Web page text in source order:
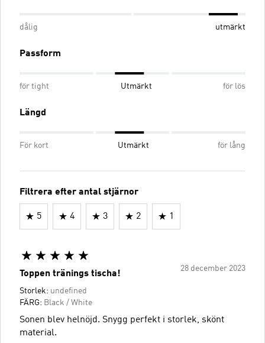
dålig utmärkt
Passform
för tight Utmärkt för lös
Längd
För kort Utmärkt för lång
Filtrera efter antal stjärnor
5 4 3 2 1
28 december 2023
Toppen tränings tischa!
Storlek: undefined
FÄRG: Black / White
Sonen blev helnöjd. Snygg perfekt i storlek, skönt
material.